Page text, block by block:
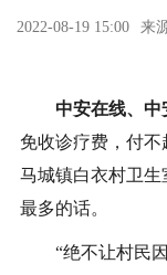
2022-08-19 15:00 来
中安在线、中
免收诊疗费，付
马城镇白衣村卫
最多的话。
“绝不让村民因